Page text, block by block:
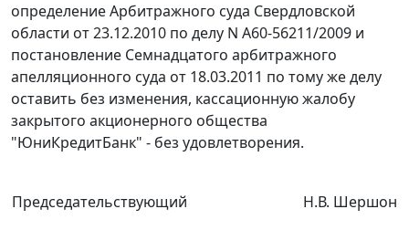
определение Арбитражного суда Свердловской
области от 23.12.2010 по делу N А60-56211/2009 и
постановление Семнадцатого арбитражного
апелляционного суда от 18.03.2011 по тому же делу
оставить без изменения, кассационную жалобу
закрытого акционерного общества
"ЮниКредитБанк" - без удовлетворения.
Председательствующий Н.В. Шершон